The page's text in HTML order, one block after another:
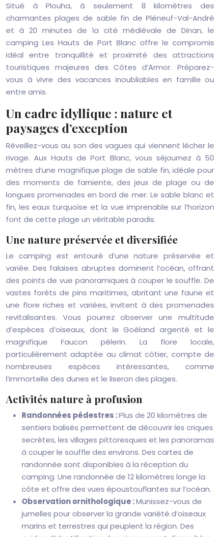
Situé à Plouha, à seulement 8 kilomètres des
charmantes plages de sable fin de Pléneuf-Val-André
et à 20 minutes de la cité médiévale de Dinan, le
camping Les Hauts de Port Blanc offre le compromis
idéal entre tranquillité et proximité des attractions
touristiques majeures des Côtes d’Armor. Préparez-
vous à vivre des vacances inoubliables en famille ou
entre amis.
Un cadre idyllique : nature et
paysages d’exception
Réveillez-vous au son des vagues qui viennent lécher le
rivage. Aux Hauts de Port Blanc, vous séjournez à 50
mètres d’une magnifique plage de sable fin, idéale pour
des moments de farniente, des jeux de plage ou de
longues promenades en bord de mer. Le sable blanc et
fin, les eaux turquoise et la vue imprenable sur l’horizon
font de cette plage un véritable paradis.
Une nature préservée et diversifiée
Le camping est entouré d’une nature préservée et
variée. Des falaises abruptes dominent l’océan, offrant
des points de vue panoramiques à couper le souffle. De
vastes forêts de pins maritimes, abritant une faune et
une flore riches et variées, invitent à des promenades
revitalisantes. Vous pourrez observer une multitude
d’espèces d’oiseaux, dont le Goéland argenté et le
magnifique Faucon pèlerin. La flore locale,
particulièrement adaptée au climat côtier, compte de
nombreuses espèces intéressantes, comme
l’immortelle des dunes et le liseron des plages.
Activités nature à profusion
Randonnées pédestres :Plus de 20 kilomètres de
sentiers balisés permettent de découvrir les criques
secrètes, les villages pittoresques et les panoramas
à couper le souffle des environs. Des cartes de
randonnée sont disponibles à la réception du
camping. Une randonnée de 12 kilomètres longe la
côte et offre des vues époustouflantes sur l’océan.
Observation ornithologique :Munissez-vous de
jumelles pour observer la grande variété d’oiseaux
marins et terrestres qui peuplent la région. Des